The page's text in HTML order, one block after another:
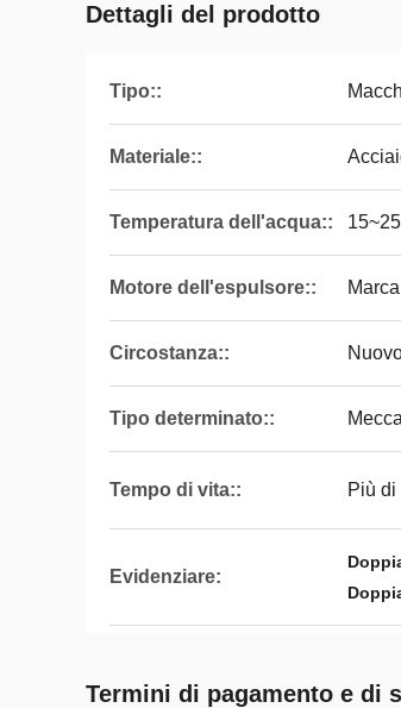
Dettagli del prodotto
Tipo::
Materiale::
Temperatura dell'acqua::
Motore dell'espulsore::
Circostanza::
Tipo determinato::
Tempo di vita:: Più di
Evidenziare:
Termini di pagamento e di